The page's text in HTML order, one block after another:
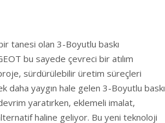
tanesi olan 3-Boyutlu baskı
bu sayede çevreci bir atılım
sürdürülebilir üretim süreçleri
daha yaygın hale gelen 3-Boyutlu baskı
yaratırken, eklemeli imalat,
haline geliyor. Bu yeni teknoloji